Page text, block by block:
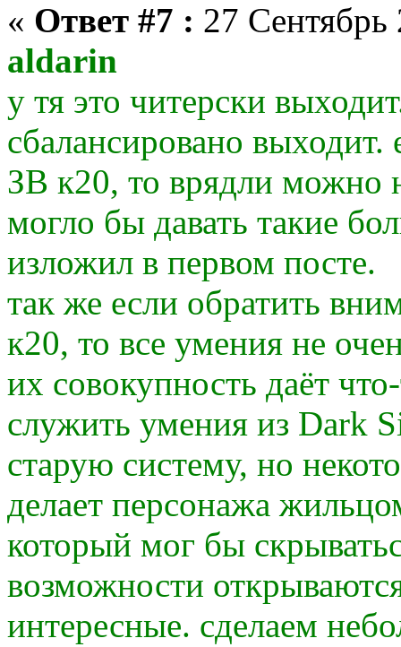
« Ответ #7 : 27
aldarin
у тя это читерски
сбалансировано выходит.
ЗВ к20, то врядли можно
могло бы давать такие
изложил в первом посте.
так же если обратить
к20, то все умения не
их совокупность даёт
служить умения из Dark
старую систему, но
делает персонажа
который мог бы
возможности
интересные. сделаем